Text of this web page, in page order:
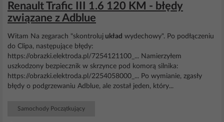
Renault Trafic III 1.6 120 KM - błędy
związane z Adblue
Witam Na zegarach "skontroluj układ wydechowy". Po podłączeniu
do Clipa, następujące błędy:
https://obrazki.elektroda.pl/7254121100_... Namierzyłem
uszkodzony bezpiecznik w skrzynce pod komorą silnika:
https://obrazki.elektroda.pl/2254058000_... Po wymianie, zgasły
błędy o podgrzewaniu Adblue, ale został jeden, który...
Samochody Początkujący